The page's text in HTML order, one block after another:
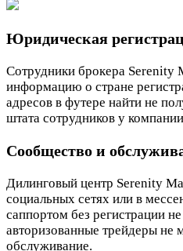
Юридическая
Сотрудники брокера Serenity
информацию о стране
адресов в футере найти не
штата сотрудников у
Сообщество и
Дилинговый центр Serenity
социальных сетях или в
саппортом без регистрации
авторизованные трейдеры не
обслуживание.